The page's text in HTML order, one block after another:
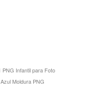
PNG Infantil para Foto
Moldura PNG